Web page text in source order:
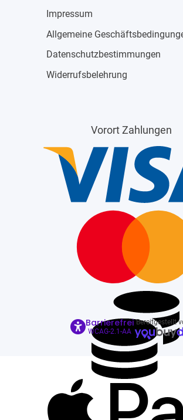
Impressum
Allgemeine
Datenschutzbestimmungen
Widerrufsbelehrung
Vorort Zahlungen
Barrierefrei
WCAG-2.1-AA
Bereitgestellt